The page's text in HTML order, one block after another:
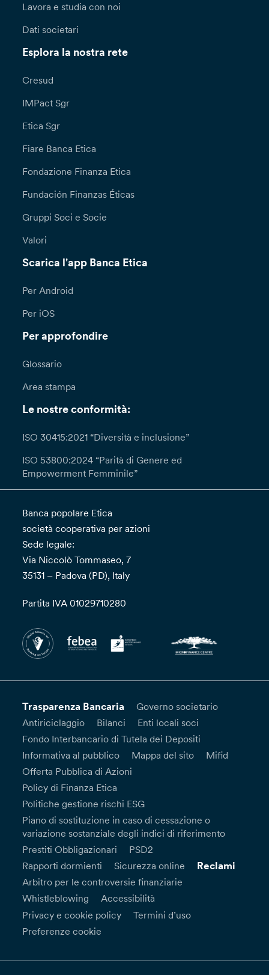
Lavora e studia con noi
Dati societari
Esplora la nostra rete
Cresud
IMPact Sgr
Etica Sgr
Fiare Banca Etica
Fondazione Finanza Etica
Fundación Finanzas Éticas
Gruppi Soci e Socie
Valori
Scarica l'app Banca Etica
Per Android
Per iOS
Per approfondire
Glossario
Area stampa
Le nostre conformità:
ISO 30415:2021 “Diversità e inclusione”
ISO 53800:2024 “Parità di Genere ed
Empowerment Femminile”
Banca popolare Etica
società cooperativa per azioni
Sede legale:
Via Niccolò Tommaseo, 7
35131 – Padova (PD), Italy
Partita IVA 01029710280
Trasparenza Bancaria
Governo societario
Antiriciclaggio
Bilanci
Enti locali soci
Fondo Interbancario di Tutela dei Depositi
Informativa al pubblico
Mappa del sito
Mifid
Offerta Pubblica di Azioni
Policy di Finanza Etica
Politiche gestione rischi ESG
Piano di sostituzione in caso di cessazione o
variazione sostanziale degli indici di riferimento
Prestiti Obbligazionari
PSD2
Rapporti dormienti
Sicurezza online Reclami
Arbitro per le controversie finanziarie
Whistleblowing
Accessibilità
Privacy e cookie policy
Termini d’uso
Preferenze cookie